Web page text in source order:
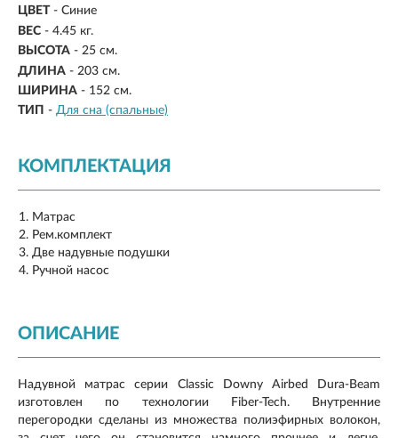
ЦВЕТ - Синие
ВЕС - 4.45 кг.
ВЫСОТА - 25 см.
ДЛИНА - 203 см.
ШИРИНА - 152 см.
ТИП - Для сна (спальные)
КОМПЛЕКТАЦИЯ
Матрас
Рем.комплект
Две надувные подушки
Ручной насос
ОПИСАНИЕ
Надувной матрас серии Classic Downy Airbed Dura-Beam
изготовлен по технологии Fiber-Tech. Внутренние
перегородки сделаны из множества полиэфирных волокон,